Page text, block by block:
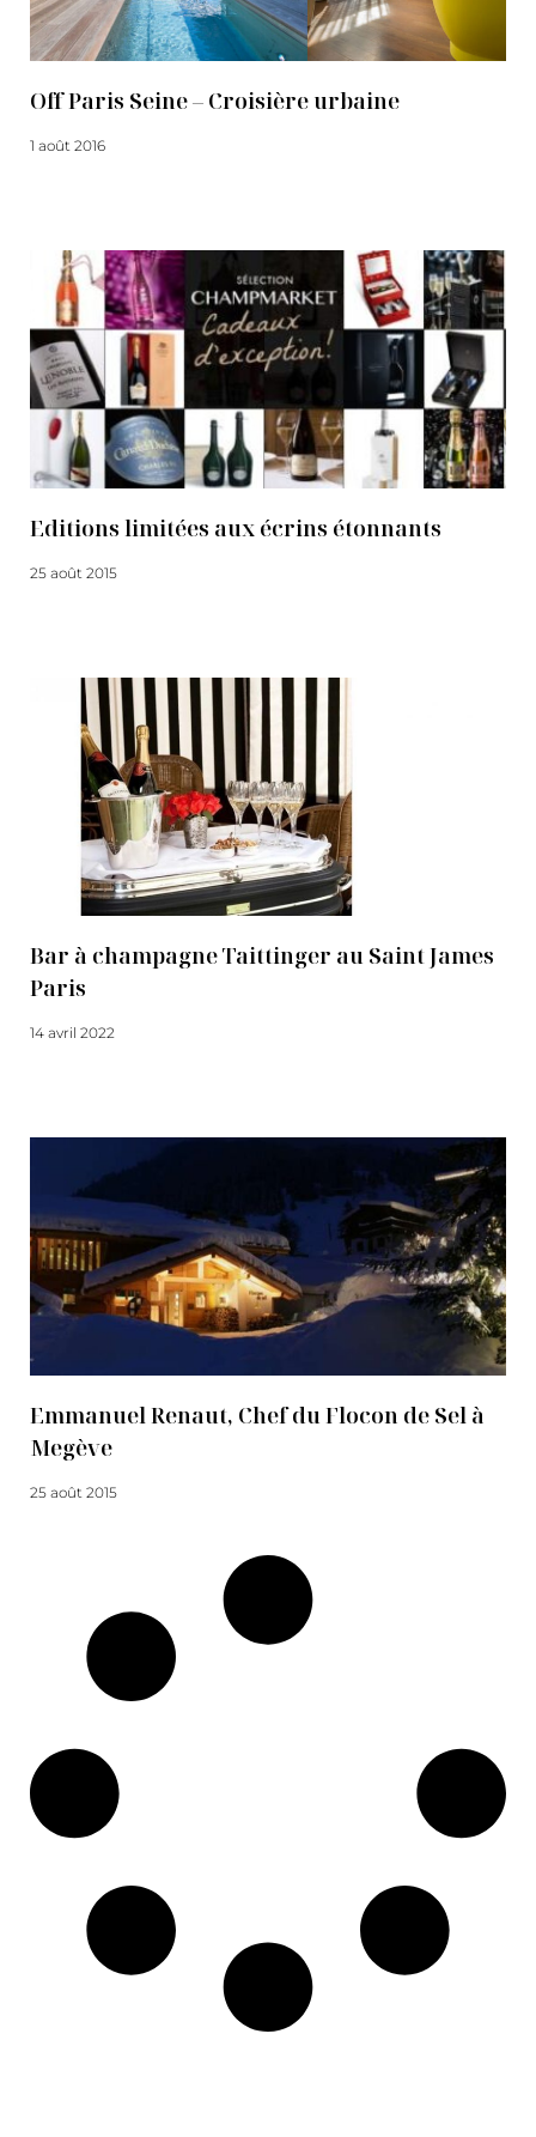
Off Paris Seine – Croisière urbaine
1 août 2016
Editions limitées aux écrins étonnants
25 août 2015
Bar à champagne Taittinger au Saint James
Paris
14 avril 2022
Emmanuel Renaut, Chef du Flocon de Sel à
Megève
25 août 2015